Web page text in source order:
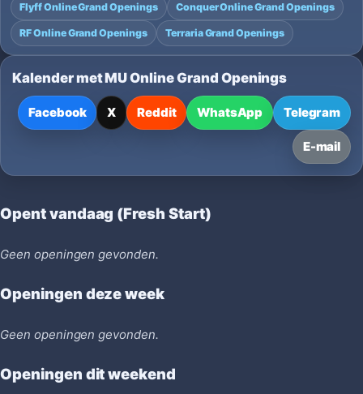
Flyff Online Grand Openings Conquer Online Grand Openings
RF Online Grand Openings Terraria Grand Openings
Kalender met MU Online Grand Openings
Facebook X Reddit WhatsApp Telegram
E-mail
Opent vandaag (Fresh Start)
Geen openingen gevonden.
Openingen deze week
Geen openingen gevonden.
Openingen dit weekend